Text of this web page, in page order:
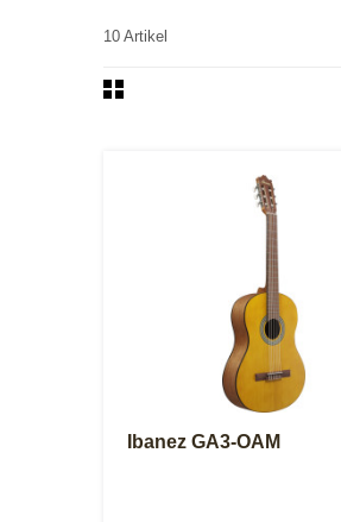
10 Artikel
Ibanez GA3-OAM